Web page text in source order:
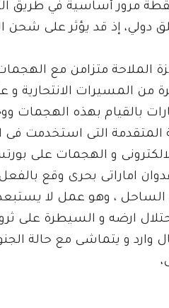
نقطة مرور أساسية في طريق
إذ قد يؤثر على شحن
متزامن مع
من المسيرات الانتحارية و
بالقيام بهذه الهجمات
المتقدمة التى استخدمت
و الهجمات على
اماراتى بحرى وقع
الساحل ، وهو عمل لا
ارضه و السيطرة على
وارد و يتماشى مع حالة